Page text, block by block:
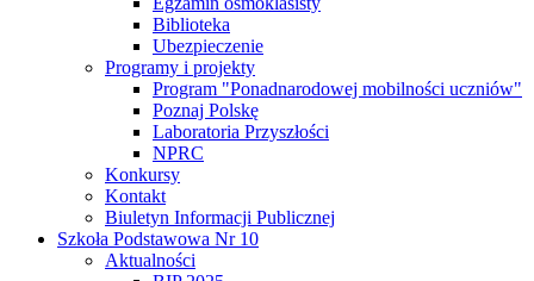
Biblioteka
Ubezpieczenie
Programy i projekty
Program "Ponadnarodowej mobilności uczniów"
Poznaj Polskę
Laboratoria Przyszłości
NPRC
Konkursy
Kontakt
Biuletyn Informacji Publicznej
Szkoła Podstawowa Nr 10
Aktualności